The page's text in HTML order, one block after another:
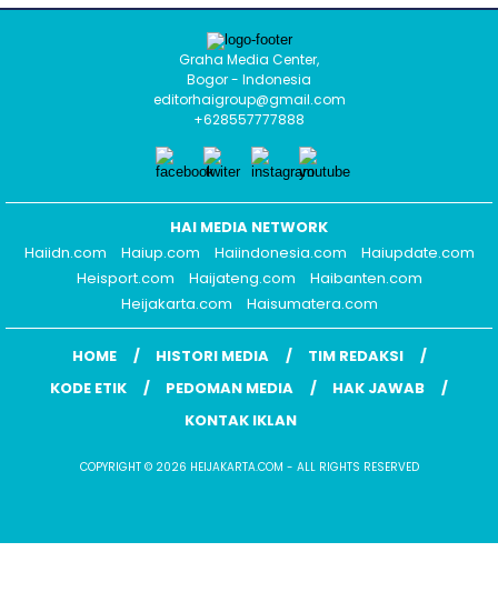
Graha Media Center,
Bogor - Indonesia
editorhaigroup@gmail.com
+628557777888
HAI MEDIA NETWORK
Haiidn.com
Haiup.com Haiindonesia.com
Haiupdate.com
Heisport.com
Haijateng.com
Haibanten.com
Heijakarta.com
Haisumatera.com
HOME HISTORI MEDIA
TIM REDAKSI
KODE ETIK
PEDOMAN MEDIA
HAK JAWAB
KONTAK IKLAN
COPYRIGHT © 2026 HEIJAKARTA.COM - ALL RIGHTS RESERVED